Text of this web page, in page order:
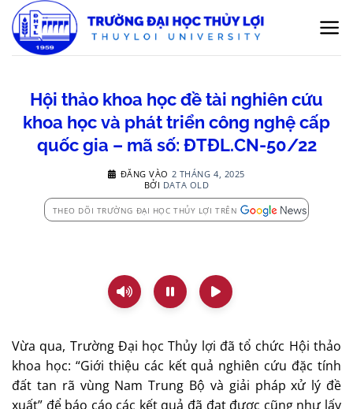
qua
nội
Hội thảo khoa học đề tài nghiên cứu
khoa học và phát triển công nghệ cấp
quốc gia – mã số: ĐTĐL.CN-50/22
ĐĂNG VÀO 2 THÁNG 4, 2025
BỞI DATA OLD
THEO DÕI TRƯỜNG ĐẠI HỌC THỦY LỢI TRÊN
Vừa qua, Trường Đại học Thủy lợi đã tổ chức Hội thảo
khoa học: “Giới thiệu các kết quả nghiên cứu đặc tính
đất tan rã vùng Nam Trung Bộ và giải pháp xử lý đề
xuất” để báo cáo các kết quả đã đạt được cũng như lấy